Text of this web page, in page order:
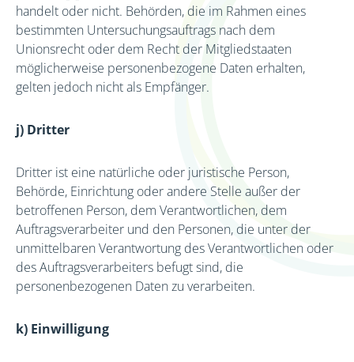
handelt oder nicht. Behörden, die im Rahmen eines
bestimmten Untersuchungsauftrags nach dem
Unionsrecht oder dem Recht der Mitgliedstaaten
möglicherweise personenbezogene Daten erhalten,
gelten jedoch nicht als Empfänger.
j) Dritter
Dritter ist eine natürliche oder juristische Person,
Behörde, Einrichtung oder andere Stelle außer der
betroffenen Person, dem Verantwortlichen, dem
Auftragsverarbeiter und den Personen, die unter der
unmittelbaren Verantwortung des Verantwortlichen oder
des Auftragsverarbeiters befugt sind, die
personenbezogenen Daten zu verarbeiten.
k) Einwilligung